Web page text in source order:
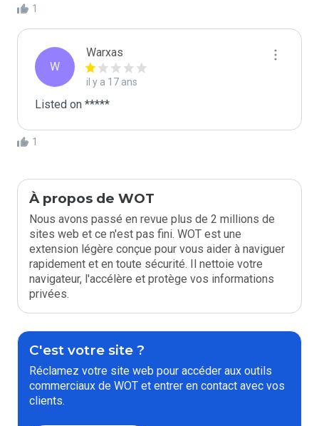
1
W
Warxas
il y a 17 ans
Listed on *****
1
À propos de WOT
Nous avons passé en revue plus de 2 millions de
sites web et ce n'est pas fini. WOT est une
extension légère conçue pour vous aider à naviguer
rapidement et en toute sécurité. Il nettoie votre
navigateur, l'accélère et protège vos informations
privées.
C'est votre site ?
Réclamez votre site web pour accéder aux outils
commerciaux de WOT et entrer en contact avec vos
clients.